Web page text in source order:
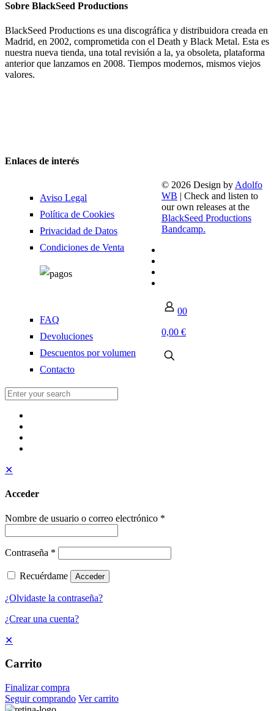
Sobre BlackSeed Productions
BlackSeed Productions es una discográfica y distribuidora creada en
Madrid, en 2002, comprometida con el Death y Black Metal. Esta es
nuestra nueva tienda, una total revisión a la, ya obsoleta, plataforma
anterior que lanzamos en 2008. Tiempos modernos, mismos viejos
valores.
Enlaces de interés
Aviso Legal
Política de Cookies
Privacidad de Datos
Condiciones de Venta
FAQ
Devoluciones
Descuentos por volumen
Contacto
© 2026 Design by Adolfo
WB | Check and listen to
our own releases at the
BlackSeed Productions
Bandcamp.
00
0,00 €
✕
Acceder
Nombre de usuario o correo electrónico *
Contraseña *
Recuérdame Acceder
¿Olvidaste la contraseña?
¿Crear una cuenta?
✕
Carrito
Finalizar compra
Seguir comprando Ver carrito